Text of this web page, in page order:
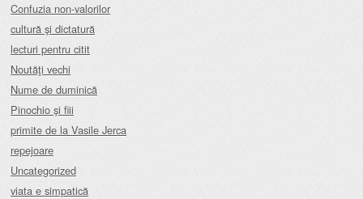
Confuzia non-valorilor
cultură şi dictatură
lecturi pentru citit
Noutăţi vechi
Nume de duminică
Pinochio şi fiii
primite de la Vasile Jerca
repejoare
Uncategorized
viata e simpatică